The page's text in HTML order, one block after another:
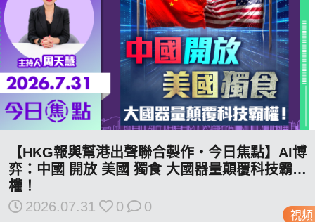
隱
政
策
及
免
責
聲
©
2018
Silent
Majority
For
視頻
【HKG報與幫港出聲聯合製作‧今日焦點】AI博
弈：中國 開放 美國 獨食 大國器量顛覆科技霸
權！
2026.07.31
0 0